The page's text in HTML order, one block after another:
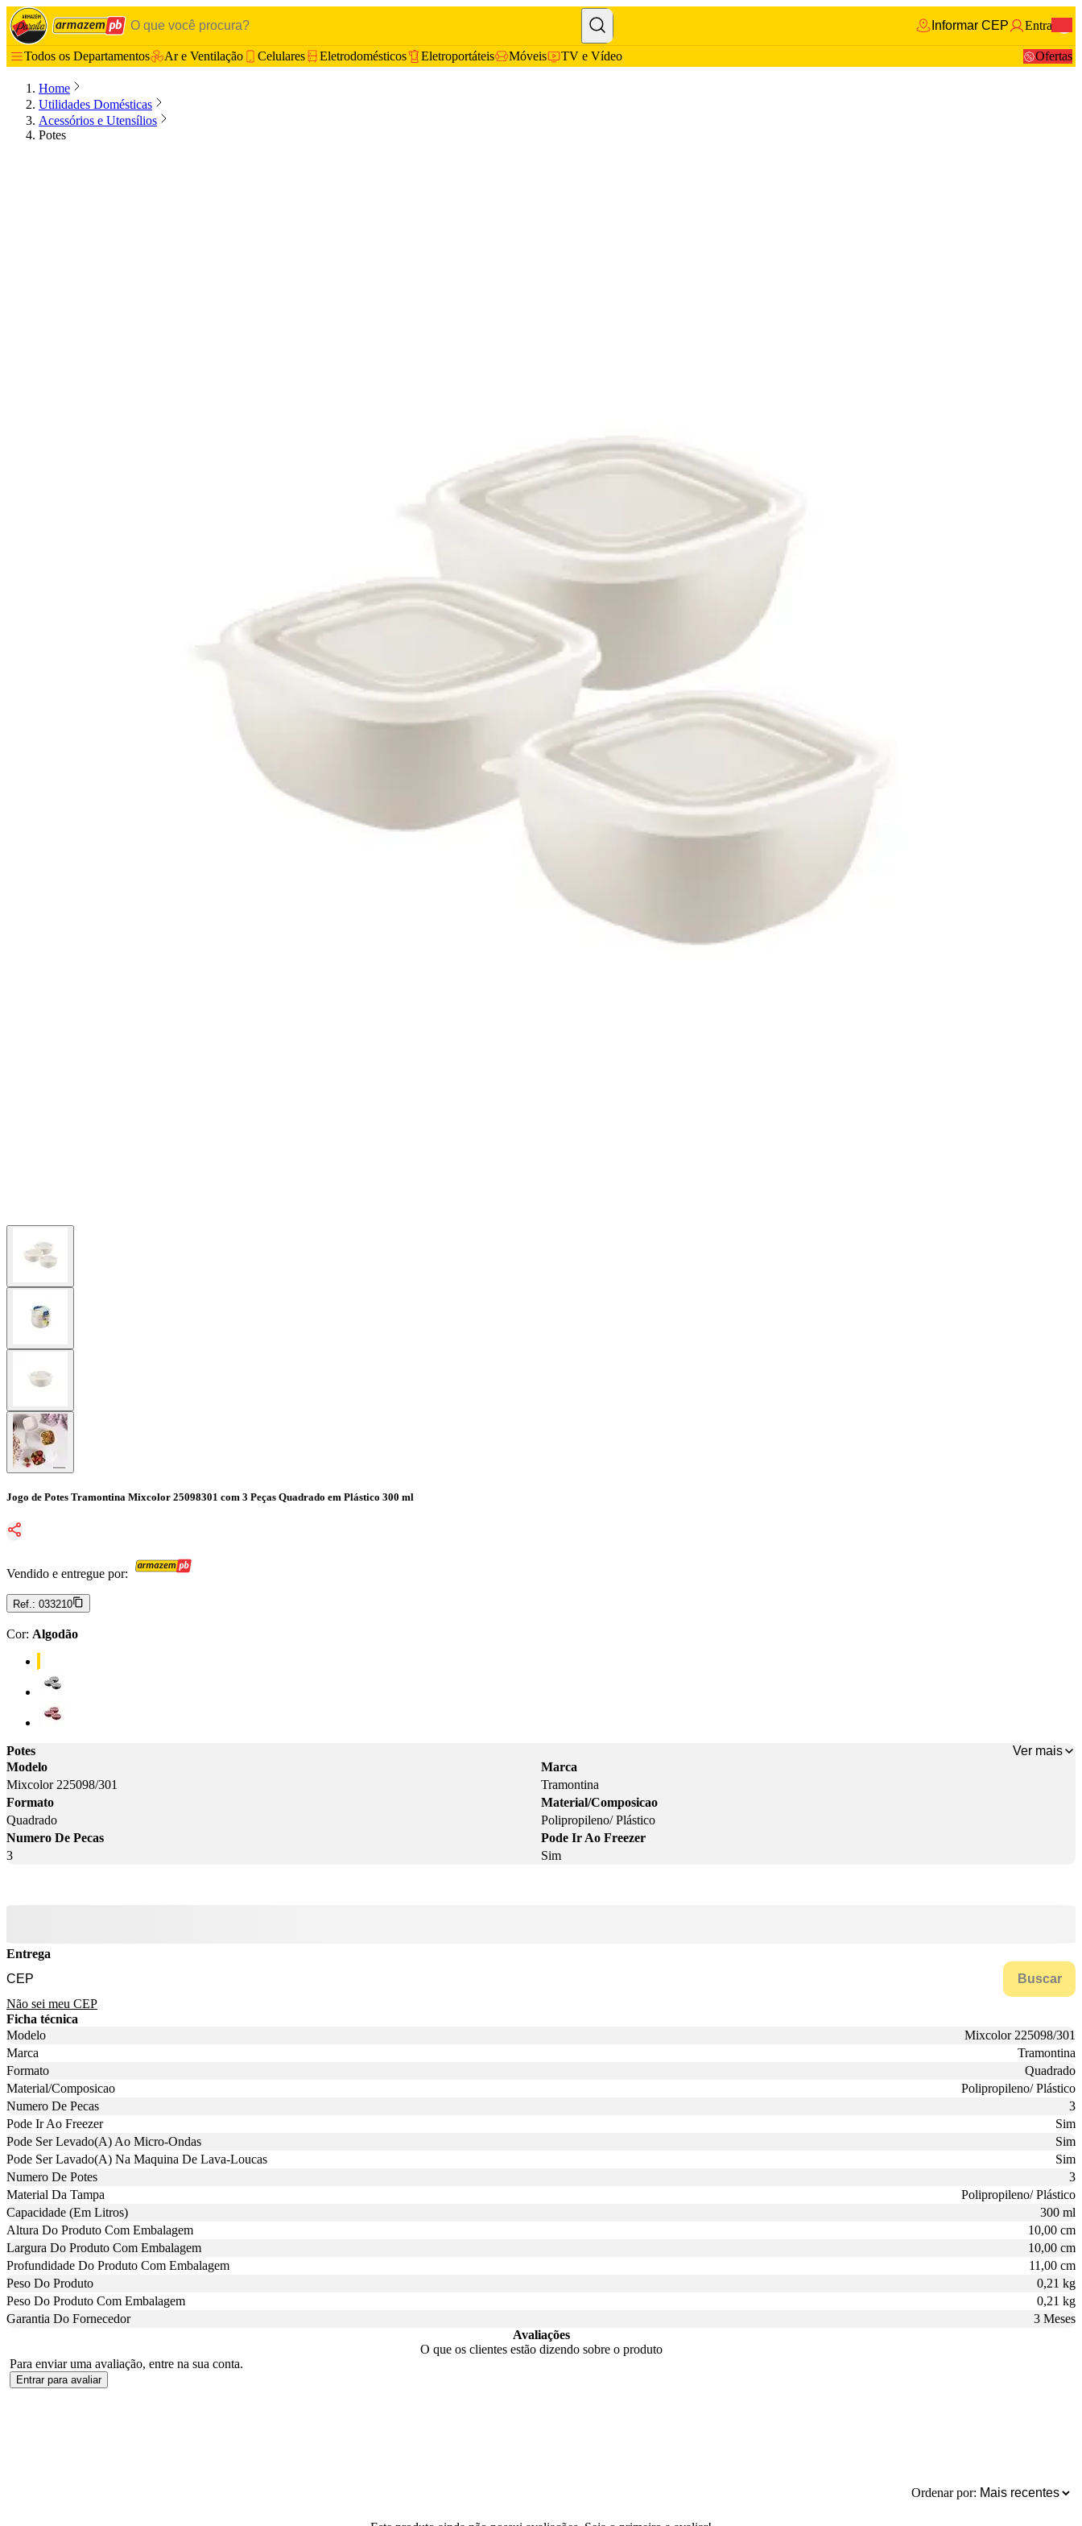
Informar CEP Entrar
Todos os Departamentos Ar e Ventilação Celulares Eletrodomésticos Eletroportáteis Móveis TV e Vídeo Ofertas
Home
Utilidades Domésticas
Acessórios e Utensílios
Potes
Jogo de Potes Tramontina Mixcolor 25098301 com 3 Peças Quadrado em Plástico 300 ml
Vendido e entregue por:
Ref.: 033210
Cor: Algodão
Cor: Preto
Cor: Vermelho
Potes
Ver mais
Modelo
Mixcolor 225098/301
Marca
Tramontina
Formato
Quadrado
Material/Composicao
Polipropileno/ Plástico
Numero De Pecas
3
Pode Ir Ao Freezer
Sim
Entrega
Buscar
Não sei meu CEP
Ficha técnica
Modelo
Mixcolor 225098/301
Marca
Tramontina
Formato
Quadrado
Material/Composicao
Polipropileno/ Plástico
Numero De Pecas
3
Pode Ir Ao Freezer
Sim
Pode Ser Levado(A) Ao Micro-Ondas
Sim
Pode Ser Lavado(A) Na Maquina De Lava-Loucas
Sim
Numero De Potes
3
Material Da Tampa
Polipropileno/ Plástico
Capacidade (Em Litros)
300 ml
Altura Do Produto Com Embalagem
10,00 cm
Largura Do Produto Com Embalagem
10,00 cm
Profundidade Do Produto Com Embalagem
11,00 cm
Peso Do Produto
0,21 kg
Peso Do Produto Com Embalagem
0,21 kg
Garantia Do Fornecedor
3 Meses
Avaliações
O que os clientes estão dizendo sobre o produto
Para enviar uma avaliação, entre na sua conta.
Entrar para avaliar
Ordenar por: